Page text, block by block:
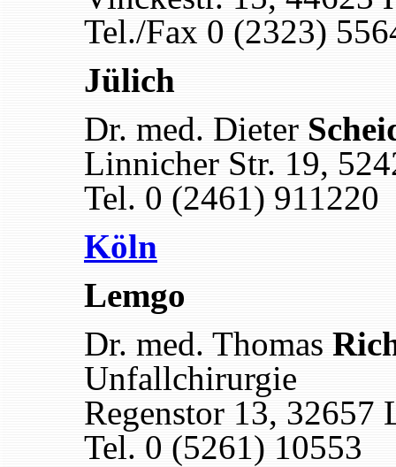
Tel./Fax 0 (2323)
Jülich
Dr. med. Dieter
Linnicher Str. 19,
Tel. 0 (2461) 911220
Köln
Lemgo
Dr. med. Thomas
Unfallchirurgie
Regenstor 13, 32657
Tel. 0 (5261) 10553